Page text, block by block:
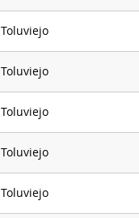
Toluviejo
Toluviejo
Toluviejo
Toluviejo
Toluviejo